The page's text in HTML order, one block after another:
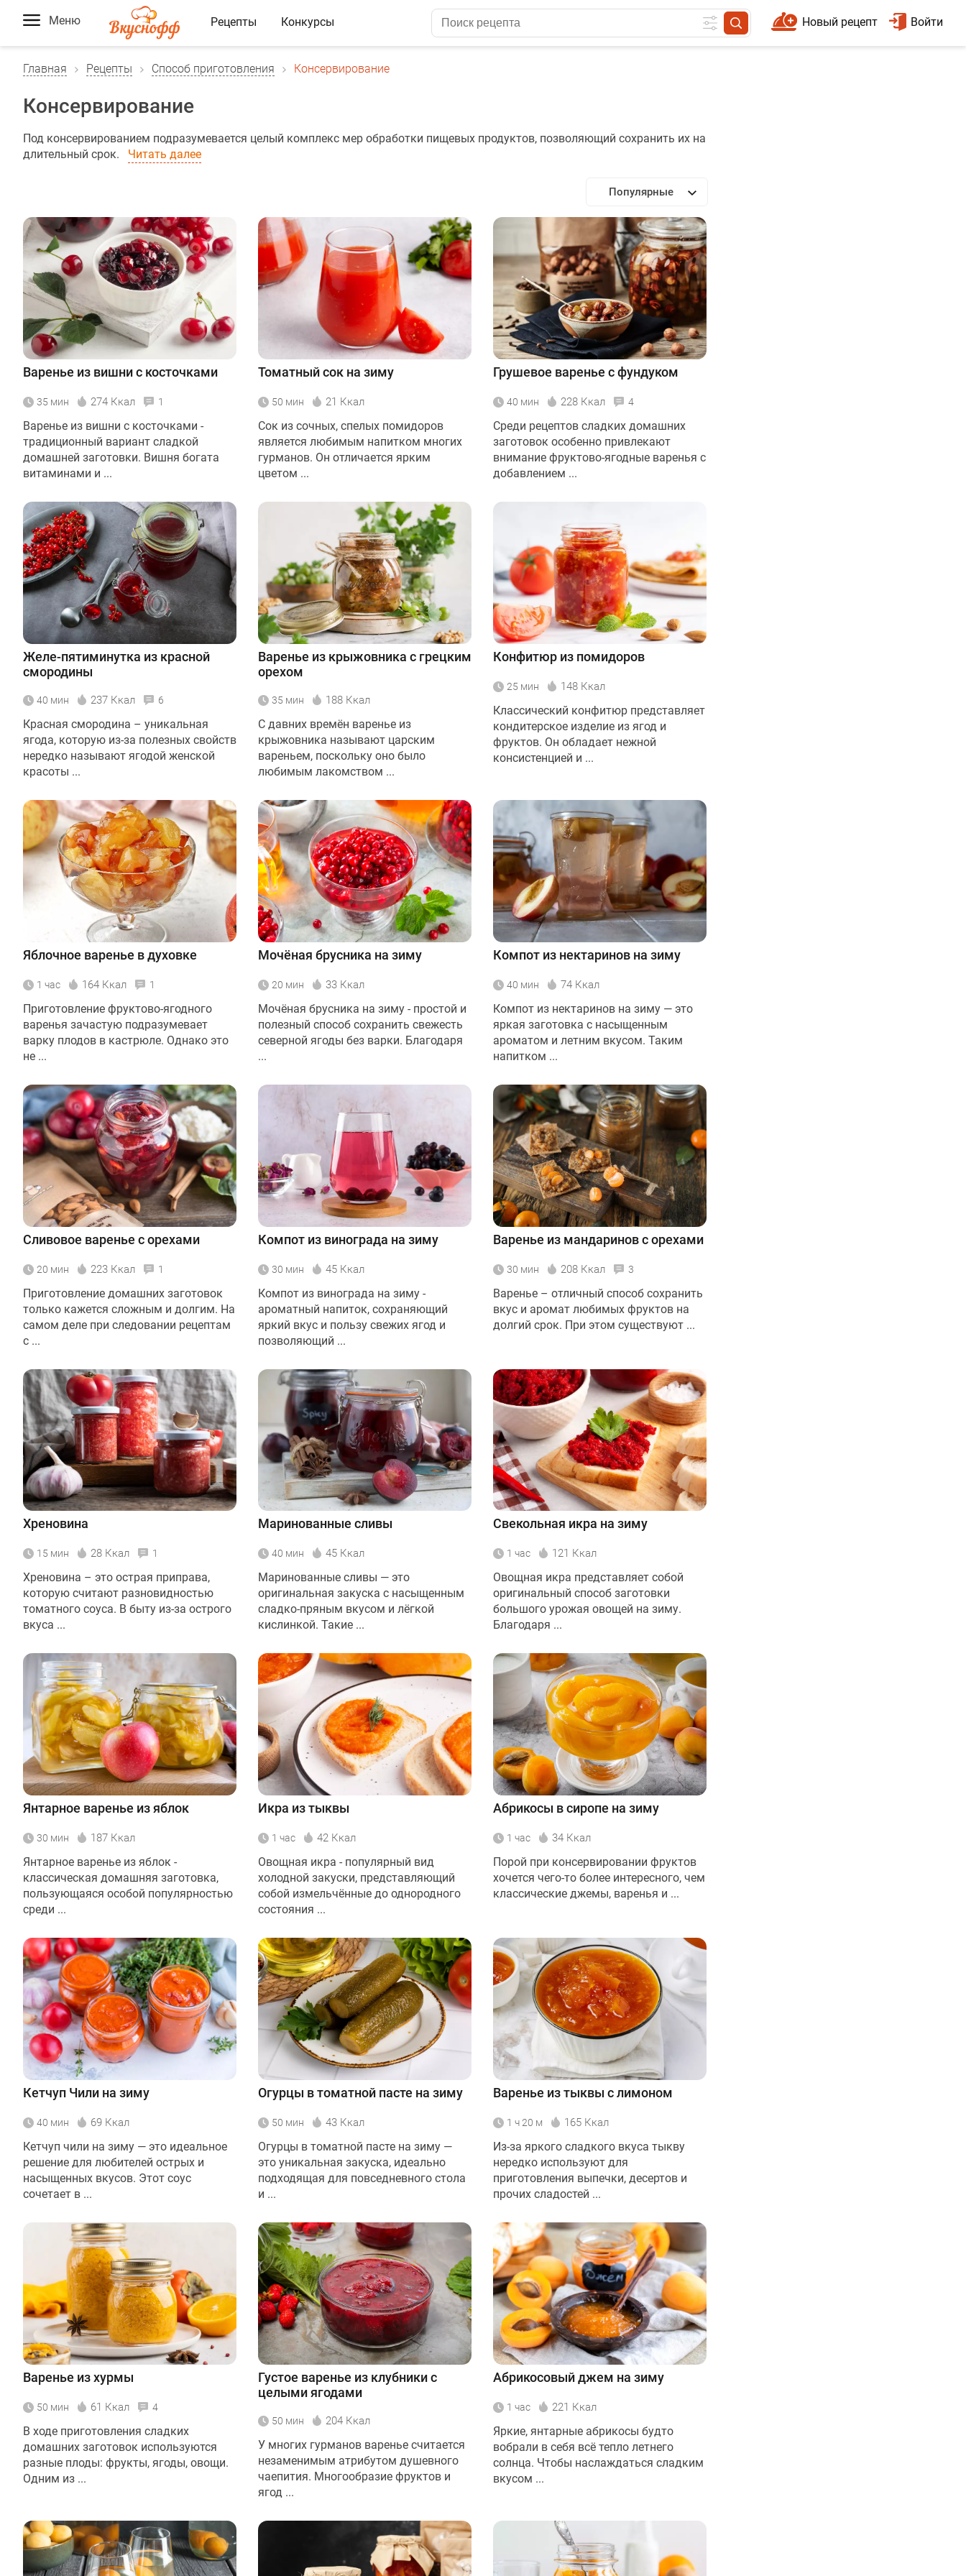
Меню Рецепты Конкурсы Войти
Новый рецепт
Главная Рецепты Способ приготовления Консервирование
Консервирование
Под консервированием подразумевается целый комплекс мер обработки пищевых продуктов, позволяющий сохранить их на
длительный срок.
Читать далее
Популярные
Варенье из вишни с косточками
35 мин 274 Ккал 1
Варенье из вишни с косточками -
традиционный вариант сладкой
домашней заготовки. Вишня богата
витаминами и ...
Томатный сок на зиму
50 мин 21 Ккал
Сок из сочных, спелых помидоров
является любимым напитком многих
гурманов. Он отличается ярким
цветом ...
Грушевое варенье с фундуком
40 мин 228 Ккал 4
Среди рецептов сладких домашних
заготовок особенно привлекают
внимание фруктово-ягодные варенья с
добавлением ...
Желе-пятиминутка из красной
смородины
40 мин 237 Ккал 6
Красная смородина – уникальная
ягода, которую из-за полезных свойств
нередко называют ягодой женской
красоты ...
Варенье из крыжовника с грецким
орехом
35 мин 188 Ккал
С давних времён варенье из
крыжовника называют царским
вареньем, поскольку оно было
любимым лакомством ...
Конфитюр из помидоров
25 мин 148 Ккал
Классический конфитюр представляет
кондитерское изделие из ягод и
фруктов. Он обладает нежной
консистенцией и ...
Яблочное варенье в духовке
1 час 164 Ккал 1
Приготовление фруктово-ягодного
варенья зачастую подразумевает
варку плодов в кастрюле. Однако это
не ...
Мочёная брусника на зиму
20 мин 33 Ккал
Мочёная брусника на зиму - простой и
полезный способ сохранить свежесть
северной ягоды без варки. Благодаря
...
Компот из нектаринов на зиму
40 мин 74 Ккал
Компот из нектаринов на зиму — это
яркая заготовка с насыщенным
ароматом и летним вкусом. Таким
напитком ...
Сливовое варенье с орехами
20 мин 223 Ккал 1
Приготовление домашних заготовок
только кажется сложным и долгим. На
самом деле при следовании рецептам
с ...
Компот из винограда на зиму
30 мин 45 Ккал
Компот из винограда на зиму -
ароматный напиток, сохраняющий
яркий вкус и пользу свежих ягод и
позволяющий ...
Варенье из мандаринов с орехами
30 мин 208 Ккал 3
Варенье – отличный способ сохранить
вкус и аромат любимых фруктов на
долгий срок. При этом существуют ...
Хреновина
15 мин 28 Ккал 1
Хреновина – это острая приправа,
которую считают разновидностью
томатного соуса. В быту из-за острого
вкуса ...
Маринованные сливы
40 мин 45 Ккал
Маринованные сливы — это
оригинальная закуска с насыщенным
сладко-пряным вкусом и лёгкой
кислинкой. Такие ...
Свекольная икра на зиму
1 час 121 Ккал
Овощная икра представляет собой
оригинальный способ заготовки
большого урожая овощей на зиму.
Благодаря ...
Янтарное варенье из яблок
30 мин 187 Ккал
Янтарное варенье из яблок -
классическая домашняя заготовка,
пользующаяся особой популярностью
среди ...
Икра из тыквы
1 час 42 Ккал
Овощная икра - популярный вид
холодной закуски, представляющий
собой измельчённые до однородного
состояния ...
Абрикосы в сиропе на зиму
1 час 34 Ккал
Порой при консервировании фруктов
хочется чего-то более интересного, чем
классические джемы, варенья и ...
Кетчуп Чили на зиму
40 мин 69 Ккал
Кетчуп чили на зиму — это идеальное
решение для любителей острых и
насыщенных вкусов. Этот соус
сочетает в ...
Огурцы в томатной пасте на зиму
50 мин 43 Ккал
Огурцы в томатной пасте на зиму —
это уникальная закуска, идеально
подходящая для повседневного стола
и ...
Варенье из тыквы с лимоном
1 ч 20 м 165 Ккал
Из-за яркого сладкого вкуса тыкву
нередко используют для
приготовления выпечки, десертов и
прочих сладостей ...
Варенье из хурмы
50 мин 61 Ккал 4
В ходе приготовления сладких
домашних заготовок используются
разные плоды: фрукты, ягоды, овощи.
Одним из ...
Густое варенье из клубники с
целыми ягодами
50 мин 204 Ккал
У многих гурманов варенье считается
незаменимым атрибутом душевного
чаепития. Многообразие фруктов и
ягод ...
Абрикосовый джем на зиму
1 час 221 Ккал
Яркие, янтарные абрикосы будто
вобрали в себя всё тепло летнего
солнца. Чтобы наслаждаться сладким
вкусом ...